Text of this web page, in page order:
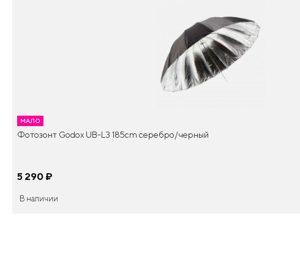
МАЛО
Фотозонт Godox UB-L3 185cm серебро/черный
5 290 ¤
В наличии